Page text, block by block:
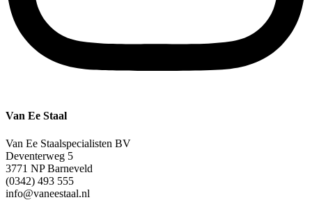
Van Ee Staal
Van Ee Staalspecialisten BV
Deventerweg 5
3771 NP Barneveld
(0342) 493 555
info@vaneestaal.nl